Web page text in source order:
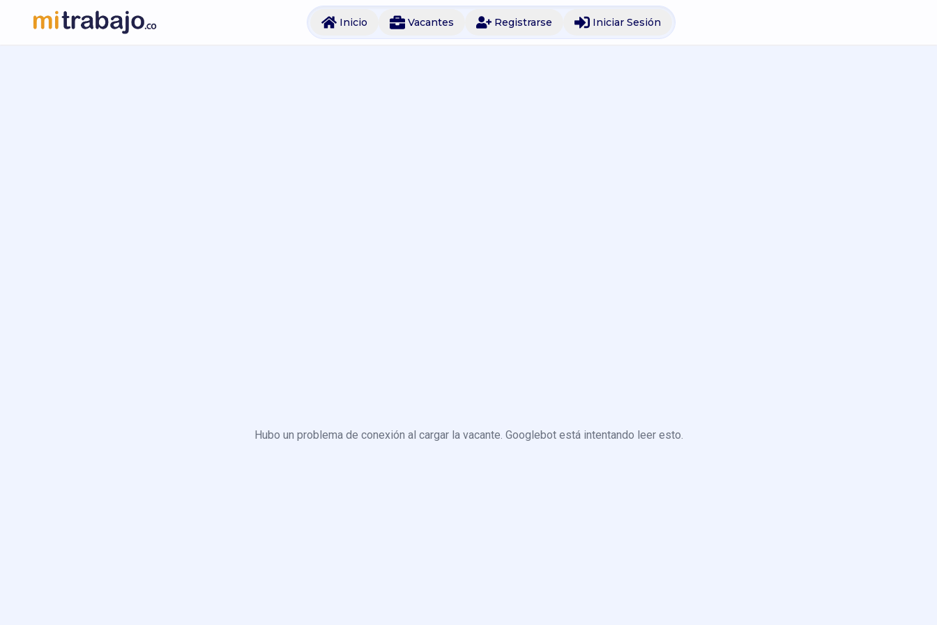
Inicio Vacantes Registrarse Iniciar Sesión
Hubo un problema de conexión al cargar la vacante. Googlebot está intentando leer esto.